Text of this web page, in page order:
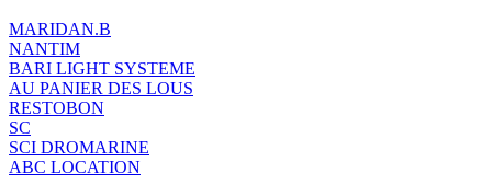
MARIDAN.B
NANTIM
BARI LIGHT SYSTEME
AU PANIER DES LOUS
RESTOBON
SC
SCI DROMARINE
ABC LOCATION